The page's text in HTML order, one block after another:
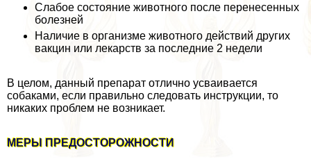
Слабое состояние животного после перенесенных
болезней
Наличие в организме животного действий других
вакцин или лекарств за последние 2 недели
В целом, данный препарат отлично усваивается
собаками, если правильно следовать инструкции, то
никаких проблем не возникает.
МЕРЫ ПРЕДОСТОРОЖНОСТИ